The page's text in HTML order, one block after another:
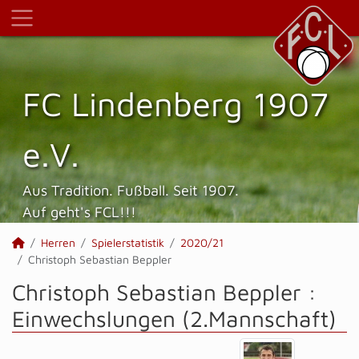
FC Lindenberg 1907
e.V.
Aus Tradition. Fußball. Seit 1907.
Auf geht's FCL!!!
Herren Spielerstatistik
2020/21
Christoph Sebastian Beppler
Christoph Sebastian Beppler :
Einwechslungen (2.Mannschaft)